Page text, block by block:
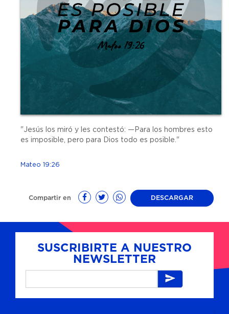
"Jesús los miró y les contestó: —Para los hombres esto
es imposible, pero para Dios todo es posible."
Mateo 19:26
Compartir en DESCARGAR
SUSCRIBIRTE A NUESTRO
NEWSLETTER